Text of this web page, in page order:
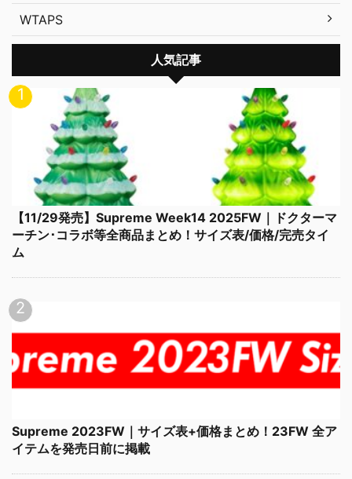
WTAPS
人気記事
【11/29発売】Supreme Week14 2025FW｜ドクターマ
ーチン･コラボ等全商品まとめ！サイズ表/価格/完売タイ
ム
Supreme 2023FW｜サイズ表+価格まとめ！23FW 全ア
イテムを発売日前に掲載